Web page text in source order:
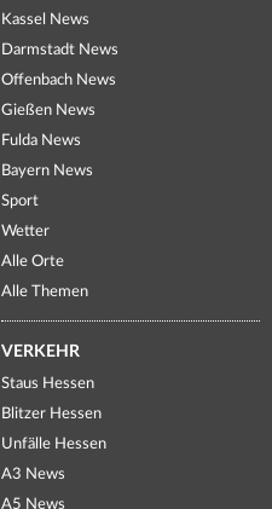
Kassel News
Darmstadt News
Offenbach News
Gießen News
Fulda News
Bayern News
Sport
Wetter
Alle Orte
Alle Themen
VERKEHR
Staus Hessen
Blitzer Hessen
Unfälle Hessen
A3 News
A5 News